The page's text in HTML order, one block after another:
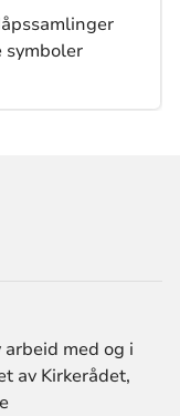
symboler
med og i
av Kirkerådet,